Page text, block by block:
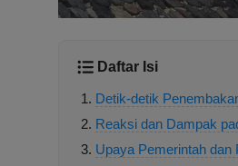
Daftar Isi
Detik-detik
Reaksi dan Dampak
Upaya Pemerintah dan